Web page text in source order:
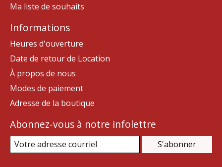
Ma liste de souhaits
Informations
Heures d'ouverture
Date de retour de Location
À propos de nous
Modes de paiement
Adresse de la boutique
Abonnez-vous à notre infolettre
S'abonner